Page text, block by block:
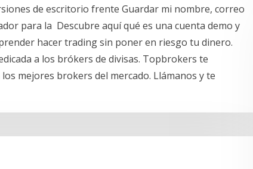
de escritorio frente Guardar mi nombre, correo
para la Descubre aquí qué es una cuenta demo y
hacer trading sin poner en riesgo tu dinero.
a los brókers de divisas. Topbrokers te
mejores brokers del mercado. Llámanos y te